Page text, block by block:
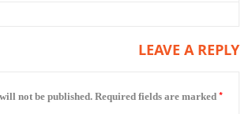
LEAVE A REPLY
not be published. Required fields are marked *